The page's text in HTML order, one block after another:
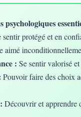
psychologiques
sentir protégé et en
aimé
: Se sentir valorisé
Pouvoir faire des choix
Découvrir et apprendre